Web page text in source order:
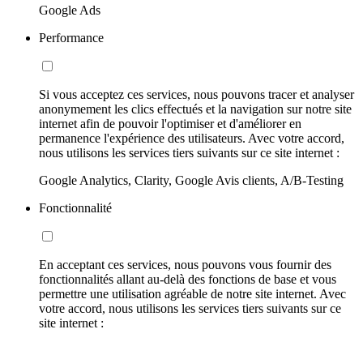
Google Ads
Performance
Si vous acceptez ces services, nous pouvons tracer et analyser
anonymement les clics effectués et la navigation sur notre site
internet afin de pouvoir l'optimiser et d'améliorer en
permanence l'expérience des utilisateurs. Avec votre accord,
nous utilisons les services tiers suivants sur ce site internet :
Google Analytics, Clarity, Google Avis clients, A/B-Testing
Fonctionnalité
En acceptant ces services, nous pouvons vous fournir des
fonctionnalités allant au-delà des fonctions de base et vous
permettre une utilisation agréable de notre site internet. Avec
votre accord, nous utilisons les services tiers suivants sur ce
site internet :